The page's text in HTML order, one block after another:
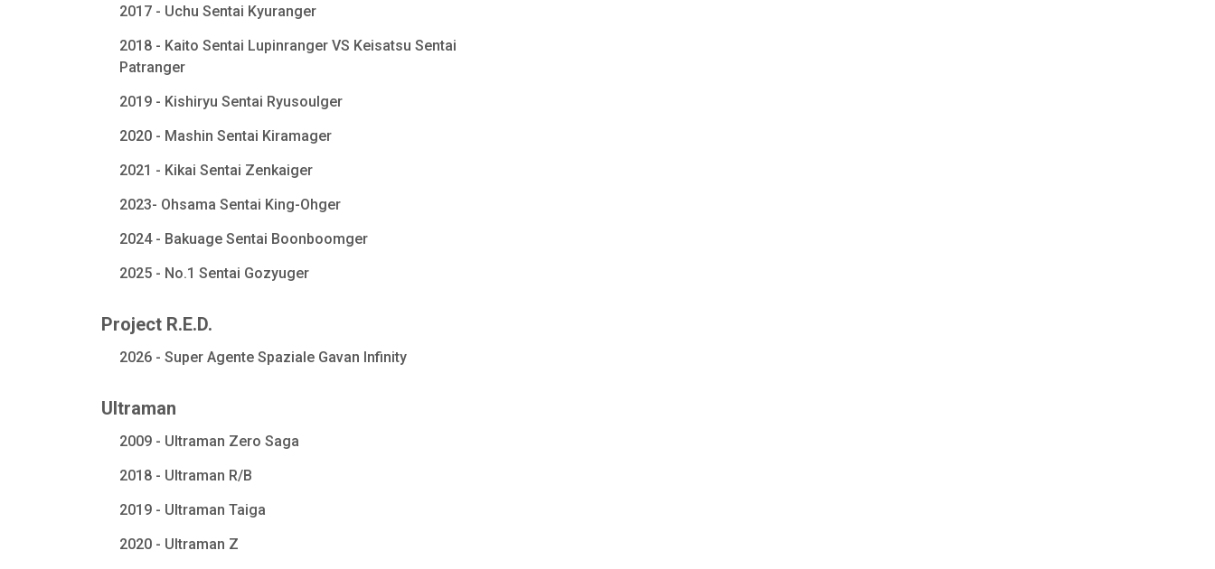
2017 - Uchu Sentai Kyuranger
2018 - Kaito Sentai Lupinranger VS Keisatsu Sentai
Patranger
2019 - Kishiryu Sentai Ryusoulger
2020 - Mashin Sentai Kiramager
2021 - Kikai Sentai Zenkaiger
2023- Ohsama Sentai King-Ohger
2024 - Bakuage Sentai Boonboomger
2025 - No.1 Sentai Gozyuger
Project R.E.D.
2026 - Super Agente Spaziale Gavan Infinity
Ultraman
2009 - Ultraman Zero Saga
2018 - Ultraman R/B
2019 - Ultraman Taiga
2020 - Ultraman Z